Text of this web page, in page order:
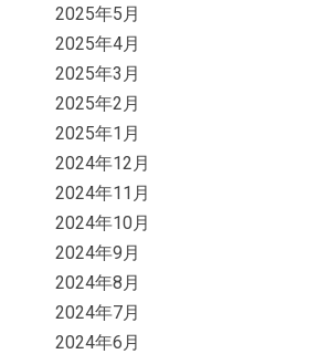
2025年5月
2025年4月
2025年3月
2025年2月
2025年1月
2024年12月
2024年11月
2024年10月
2024年9月
2024年8月
2024年7月
2024年6月